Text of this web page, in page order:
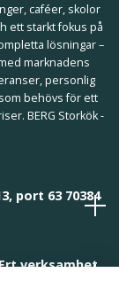
caféer, skolor
ett starkt fokus på
lösningar –
marknadens
personlig
behövs för ett
BERG Storkök -
port 63 70384
verksamhet